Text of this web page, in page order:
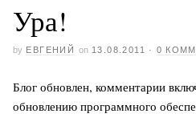
Ура!
by ЕВГЕНИЙ on 13.08.2011 ·0
Блог обновлен, комментарии
обновлению программного